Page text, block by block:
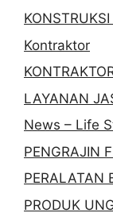
Kontraktor
LAYANAN
News – Life
PENGRAJIN
PERALATAN
PRODUK